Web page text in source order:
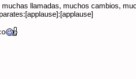
llamadas, muchos cambios,